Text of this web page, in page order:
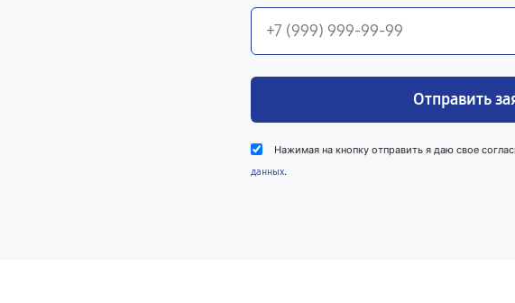
Отправить
Нажимая на кнопку отправить я даю свое
данных.